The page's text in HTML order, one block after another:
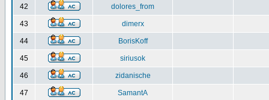
42 dolores_from
43 dimerx
44 BorisKoff
45 siriusok
46 zidanische
47 SamantA